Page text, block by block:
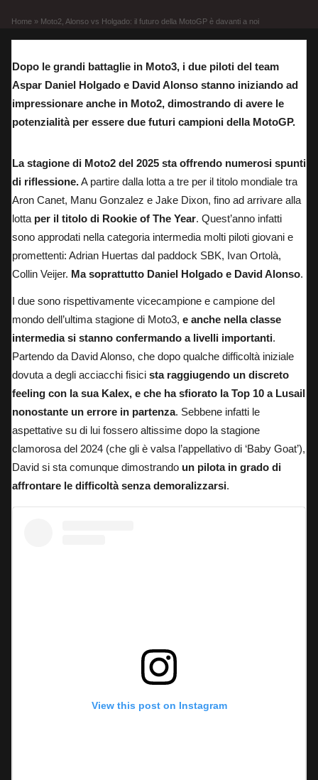
Home » Moto2, Alonso vs Holgado: il futuro della MotoGP è davanti a noi
Dopo le grandi battaglie in Moto3, i due piloti del team
Aspar Daniel Holgado e David Alonso stanno iniziando ad
impressionare anche in Moto2, dimostrando di avere le
potenzialità per essere due futuri campioni della MotoGP.
La stagione di Moto2 del 2025 sta offrendo numerosi spunti
di riflessione.A partire dalla lotta a tre per il titolo mondiale tra
Aron Canet, Manu Gonzalez e Jake Dixon, fino ad arrivare alla
lotta per il titolo di Rookie of The Year. Quest’anno infatti
sono approdati nella categoria intermedia molti piloti giovani e
promettenti: Adrian Huertas dal paddock SBK, Ivan Ortolà,
Collin Veijer. Ma soprattutto Daniel Holgado e David Alonso.
I due sono rispettivamente vicecampione e campione del
mondo dell’ultima stagione di Moto3, e anche nella classe
intermedia si stanno confermando a livelli importanti.
Partendo da David Alonso, che dopo qualche difficoltà iniziale
dovuta a degli acciacchi fisici sta raggiugendo un discreto
feeling con la sua Kalex, e che ha sfiorato la Top 10 a Lusail
nonostante un errore in partenza. Sebbene infatti le
aspettative su di lui fossero altissime dopo la stagione
clamorosa del 2024 (che gli è valsa l’appellativo di ‘Baby Goat’),
David si sta comunque dimostrando un pilota in grado di
affrontare le difficoltà senza demoralizzarsi.
View this post on Instagram